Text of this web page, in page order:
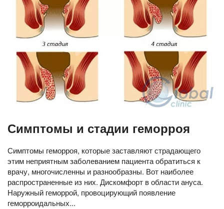
Симптомы и стадии геморроя
Симптомы геморроя, которые заставляют страдающего
этим неприятным заболеванием пациента обратиться к
врачу, многочисленны и разнообразны. Вот наиболее
распространенные из них. Дискомфорт в области ануса.
Наружный геморрой, провоцирующий появление
геморроидальных...